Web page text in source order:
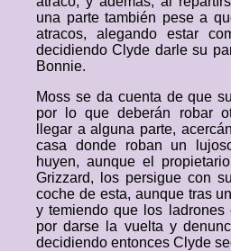
una parte también pese a
atracos, alegando estar
decidiendo Clyde darle su
Bonnie.
Moss se da cuenta de que
por lo que deberán robar
llegar a alguna parte,
casa donde roban un
huyen, aunque el
Grizzard, los persigue con
coche de esta, aunque tras
y temiendo que los ladrones
por darse la vuelta y
decidiendo entonces Clyde